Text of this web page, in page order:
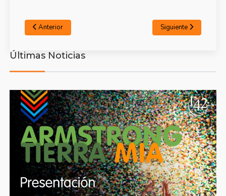
Anterior Siguiente
Últimas Noticias